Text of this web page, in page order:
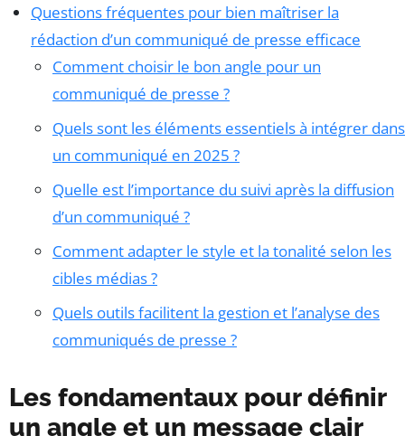
Questions fréquentes pour bien maîtriser la
rédaction d’un communiqué de presse efficace
Comment choisir le bon angle pour un
communiqué de presse ?
Quels sont les éléments essentiels à intégrer dans
un communiqué en 2025 ?
Quelle est l’importance du suivi après la diffusion
d’un communiqué ?
Comment adapter le style et la tonalité selon les
cibles médias ?
Quels outils facilitent la gestion et l’analyse des
communiqués de presse ?
Les fondamentaux pour définir
un angle et un message clair